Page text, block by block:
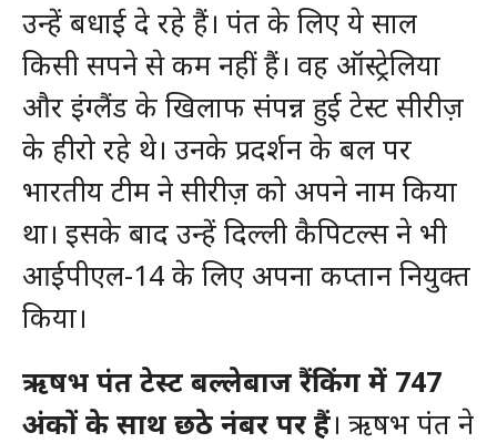
उन्हें बधाई दे रहे हैं। पंत के लिए ये साल
किसी सपने से कम नहीं हैं। वह ऑस्ट्रेलिया
और इंग्लैंड के खिलाफ संपन्न हुई टेस्ट सीरीज़
के हीरो रहे थे। उनके प्रदर्शन के बल पर
भारतीय टीम ने सीरीज़ को अपने नाम किया
था। इसके बाद उन्हें दिल्ली कैपिटल्स ने भी
आईपीएल-14 के लिए अपना कप्तान नियुक्त
किया।
ऋषभ पंत टेस्ट बल्लेबाज रैंकिंग में 747
अंकों के साथ छठे नंबर पर हैं। ऋषभ पंत ने